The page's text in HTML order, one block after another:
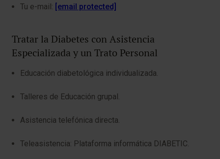
Tu e-mail: [email protected]
Tratar la Diabetes con Asistencia
Especializada y un Trato Personal
Educación diabetológica individualizada.
Talleres de Educación grupal.
Asistencia telefónica directa.
Teleasistencia: Plataforma informática DIABETIC.